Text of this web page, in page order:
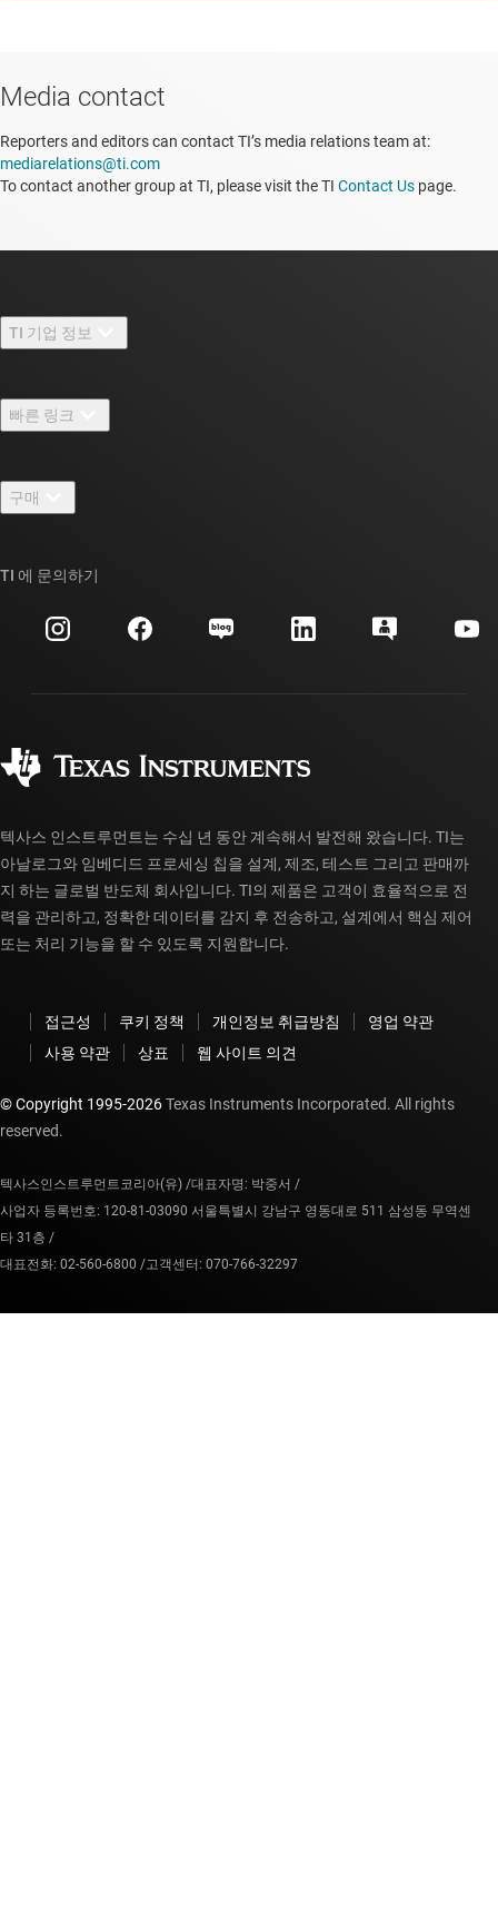
Media contact
Reporters and editors can contact TI’s media relations team at:
mediarelations@ti.com
To contact another group at TI, please visit the TI Contact Us page.
TI 기업 정보
채용
뉴스룸
이벤트
투자 관계
빠른 링크
TI E2E™ 설계 지원 포럼
대체품 검색
고객 지원 센터
myTI 계정 FAQ
구매
주문 FAQ
TI 에 문의하기
텍사스 인스트루먼트는 수십 년 동안 계속해서 발전해 왔습니다. TI는
아날로그와 임베디드 프로세싱 칩을 설계, 제조, 테스트 그리고 판매까
지 하는 글로벌 반도체 회사입니다. TI의 제품은 고객이 효율적으로 전
력을 관리하고, 정확한 데이터를 감지 후 전송하고, 설계에서 핵심 제어
또는 처리 기능을 할 수 있도록 지원합니다.
접근성 쿠키 정책 개인정보 취급방침
영업 약관
사용 약관
상표 웹 사이트 의견
© Copyright 1995-2026Texas Instruments Incorporated. All rights
reserved.
텍사스인스트루먼트코리아(유) /대표자명: 박중서 /
사업자 등록번호: 120-81-03090 서울특별시 강남구 영동대로 511 삼성동 무역센
타 31층 /
대표전화: 02-560-6800 /고객센터: 070-766-32297